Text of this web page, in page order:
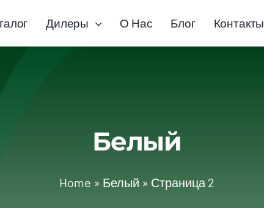
Дилеры О Нас Блог Контакты
Белый
Home » Белый » Страница 2